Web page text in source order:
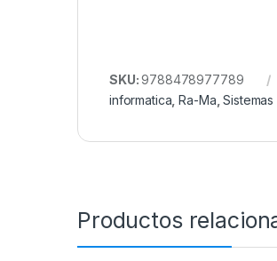
SKU:9788478977789
informatica ,Ra-Ma ,
Productos